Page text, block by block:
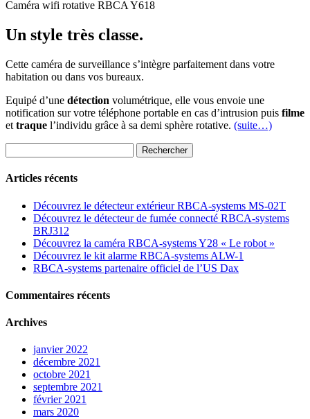
Caméra wifi rotative RBCA Y618
Un style très classe.
Cette caméra de surveillance s’intègre parfaitement dans votre
habitation ou dans vos bureaux.
Equipé d’une détection volumétrique, elle vous envoie une
notification sur votre téléphone portable en cas d’intrusion puis filme
et traque l’individu grâce à sa demi sphère rotative. (suite…)
Articles récents
Découvrez le détecteur extérieur RBCA-systems MS-02T
Découvrez le détecteur de fumée connecté RBCA-systems
BRJ312
Découvrez la caméra RBCA-systems Y28 « Le robot »
Découvrez le kit alarme RBCA-systems ALW-1
RBCA-systems partenaire officiel de l’US Dax
Commentaires récents
Archives
janvier 2022
décembre 2021
octobre 2021
septembre 2021
février 2021
mars 2020